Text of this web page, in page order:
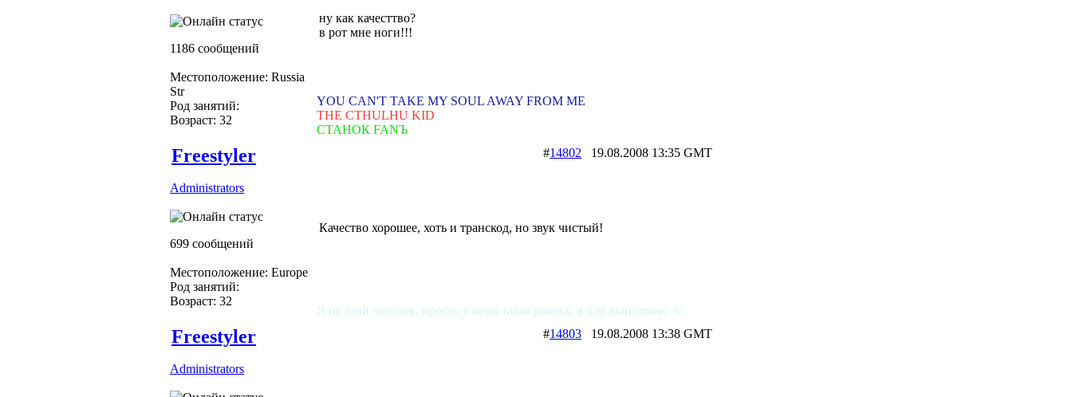
1186 сообщений
Местоположение: Russia
Str
Род занятий:
Возраст: 32
ну как качесттво?
в рот мне ноги!!!
YOU CAN'T TAKE MY SOUL AWAY FROM ME
THE CTHULHU KID
СТАНОК FANЪ
Freestyler
Administrators
699 сообщений
Местоположение: Europe
Род занятий:
Возраст: 32
#14802 19.08.2008 13:35 GMT
Качество хорошее, хоть и транскод, но звук чистый!
Я не злой человек, просто у меня такая работа, и я её выполняю. ©
Freestyler
Administrators
#14803 19.08.2008 13:38 GMT